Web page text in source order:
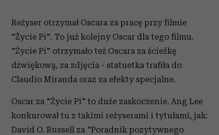
Reżyser otrzymał Oscara za pracę przy filmie
"Życie Pi". To już kolejny Oscar dla tego filmu.
"Życie Pi" otrzymało też Oscara za ścieżkę
dźwiękową, za zdjęcia - statuetka trafiła do
Claudio Miranda oraz za efekty specjalne.
Oscar za "Życie Pi" to duże zaskoczenie. Ang Lee
konkurował tu z takimi reżyserami i tytułami, jak:
David O. Russell za "Poradnik pozytywnego